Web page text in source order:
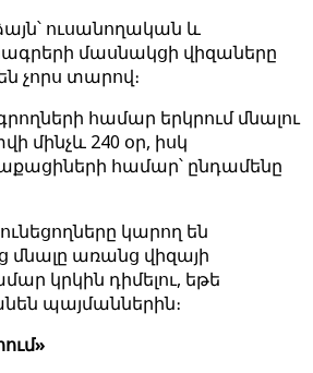
ուսանողական և
մասնակցի վիզաները
չորս տարով։
համար երկրում մնալու
մինչև 240 օր, իսկ
համար՝ ընդամենը
կարող են
մնալը առանց վիզայի
կրկին դիմելու, եթե
պայմաններին։